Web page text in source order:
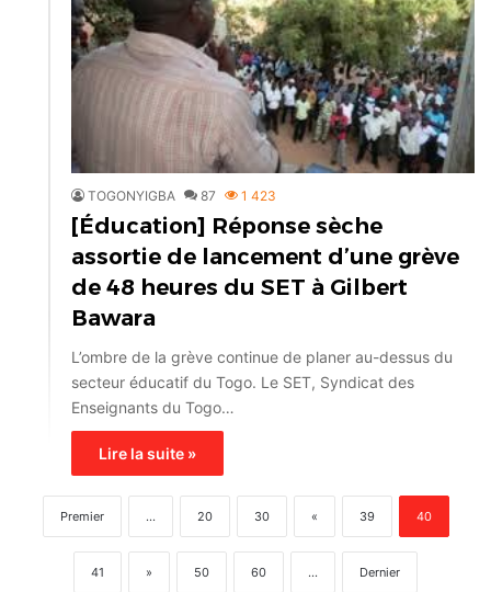
TOGONYIGBA 87 1 423
[Éducation] Réponse sèche
assortie de lancement d’une grève
de 48 heures du SET à Gilbert
Bawara
L’ombre de la grève continue de planer au-dessus du
secteur éducatif du Togo. Le SET, Syndicat des
Enseignants du Togo…
Lire la suite »
Premier ... 20 30 « 39 40
41 » 50 60 ... Dernier